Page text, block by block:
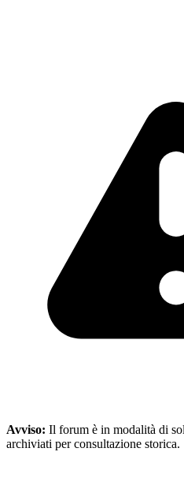
Avviso: Il forum è in modalità di
archiviati per consultazione storica.